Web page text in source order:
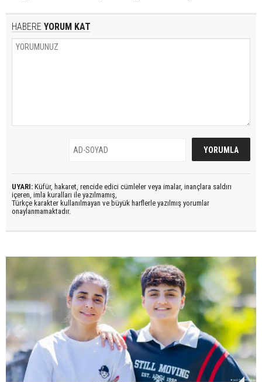
HABERE YORUM KAT
UYARI: Küfür, hakaret, rencide edici cümleler veya imalar, inançlara saldırı
içeren, imla kuralları ile yazılmamış,
Türkçe karakter kullanılmayan ve büyük harflerle yazılmış yorumlar
onaylanmamaktadır.